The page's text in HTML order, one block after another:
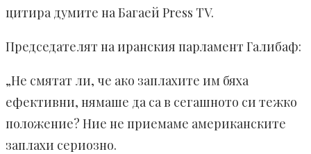
цитира думите на Багаей Press TV.
Председателят на иранския парламент Галибаф:
„Не смятат ли, че ако заплахите им бяха
ефективни, нямаше да са в сегашното си тежко
положение? Ние не приемаме американските
заплахи сериозно.